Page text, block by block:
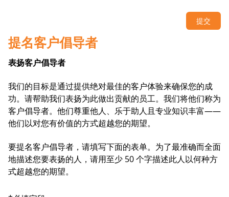
提名客户倡导者
表扬客户倡导者
我们的目标是通过提供绝对最佳的客户体验来确保您的成
功。请帮助我们表扬为此做出贡献的员工。我们将他们称为
客户倡导者。他们尊重他人、乐于助人且专业知识丰富——
他们以对您有价值的方式超越您的期望。
要提名客户倡导者，请填写下面的表单。为了最准确而全面
地描述您要表扬的人，请用至少 50 个字描述此人以何种方
式超越您的期望。